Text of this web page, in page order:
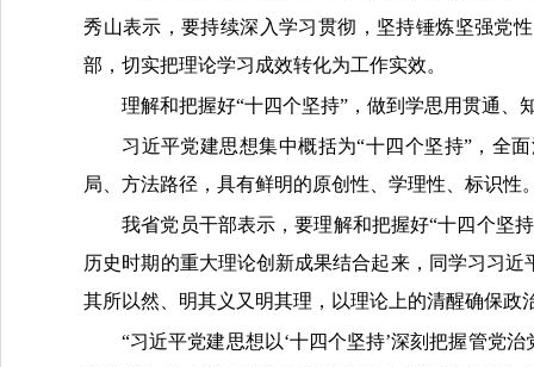
秀山表示，要持续深入学习贯彻，坚持锤炼坚强党
部，切实把理论学习成效转化为工作实效。
理解和把握好“十四个坚持”，做到学思用贯通、
习近平党建思想集中概括为“十四个坚持”，全
局、方法路径，具有鲜明的原创性、学理性、标识性
我省党员干部表示，要理解和把握好“十四个坚
历史时期的重大理论创新成果结合起来，同学习习
其所以然、明其义又明其理，以理论上的清醒确保政
“习近平党建思想以‘十四个坚持’深刻把握管党